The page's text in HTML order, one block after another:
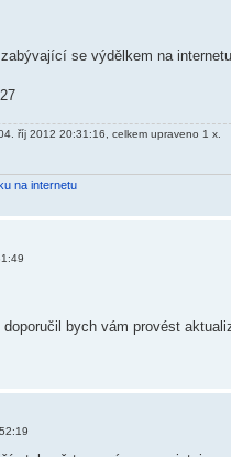
se výdělkem na
říj 2012 20:31:16, celkem upraveno 1 x.
na internetu
bych vám provést